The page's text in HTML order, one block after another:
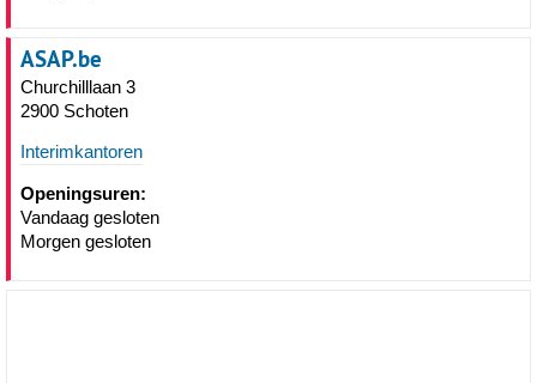
ASAP.be
Churchilllaan 3
2900 Schoten
Interimkantoren
Openingsuren:
Vandaag gesloten
Morgen gesloten